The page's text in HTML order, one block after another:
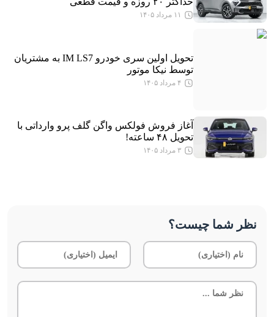
۱۱ مرداد ۱۴۰۵
تحویل اولین سری خودرو IM LS7 به مشتریان
توسط نیکا موتور
۴ مرداد ۱۴۰۵
آغاز فروش فولکس واگن گلف پرو وارداتی با
تحویل ۴۸ ساعته!
۳ مرداد ۱۴۰۵
نظر شما چیست؟